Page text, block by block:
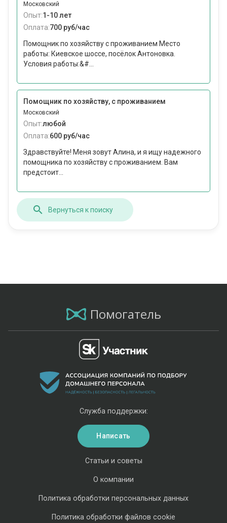
Московский
Опыт:1-10 лет
Оплата:700 руб/час
Помощник по хозяйству с проживанием Место
работы: Киевское шоссе, посёлок Антоновка.
Условия работы:&#...
Помощник по хозяйству, с проживанием
Московский
Опыт:любой
Оплата:600 руб/час
Здравствуйте! Меня зовут Алина, и я ищу надежного
помощника по хозяйству с проживанием. Вам
предстоит...
Вернуться к поиску
Помогатель
Статьи и советы
О компании
Политика обработки персональных данных
Политика обработки файлов cookie
Служба поддержки:
Написать